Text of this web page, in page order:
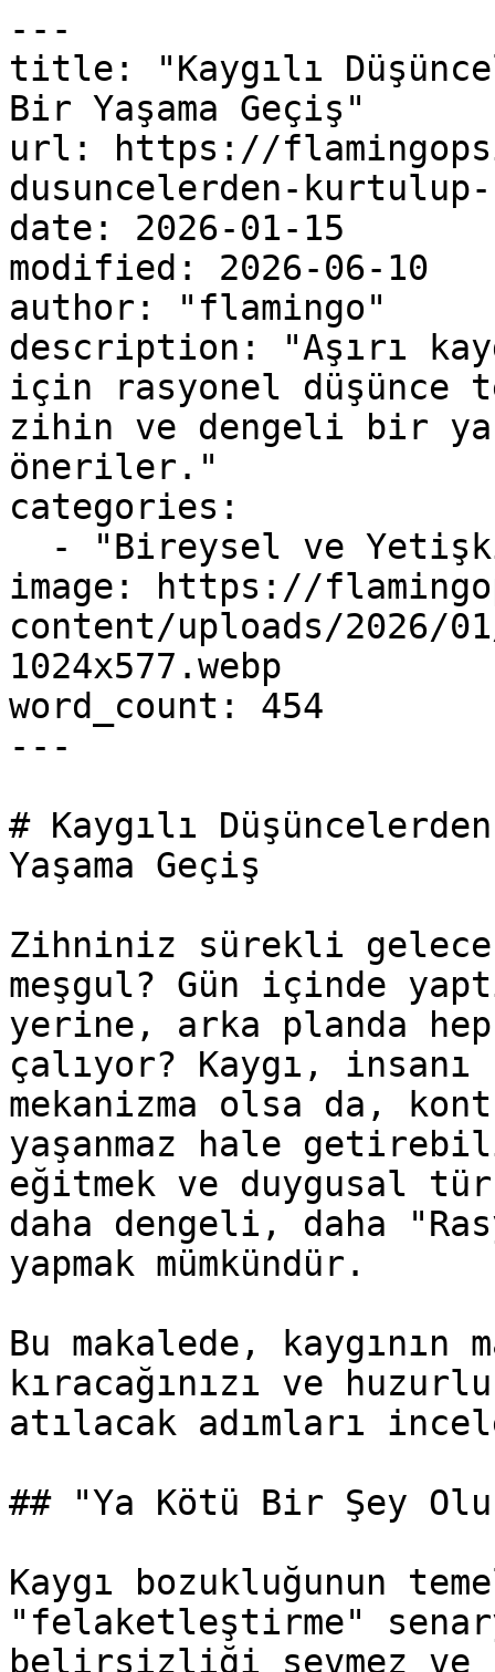
---
title: "Kaygılı
Bir Yaşama Geçiş"
url: https://
dusuncelerden-
date: 2026-01-15
modified: 2026-06-10
author: "flamingo"
description: "Aşırı
için rasyonel düşünce
zihin ve dengeli bir
öneriler."
categories:
image: https://
content/uploads/2026/
1024x577.webp
word_count: 454
---
# Kaygılı
Yaşama Geçiş
Zihniniz sürekli
meşgul? Gün içinde
yerine, arka planda
çalıyor? Kaygı,
mekanizma olsa da,
yaşanmaz hale
eğitmek ve duygusal
daha dengeli, daha
yapmak mümkündür.
Bu makalede, kaygının
kıracağınızı ve
atılacak adımları
## "Ya Kötü Bir Şey
Kaygı bozukluğunun
"felaketleştirme"
belirsizliği sevmez ve